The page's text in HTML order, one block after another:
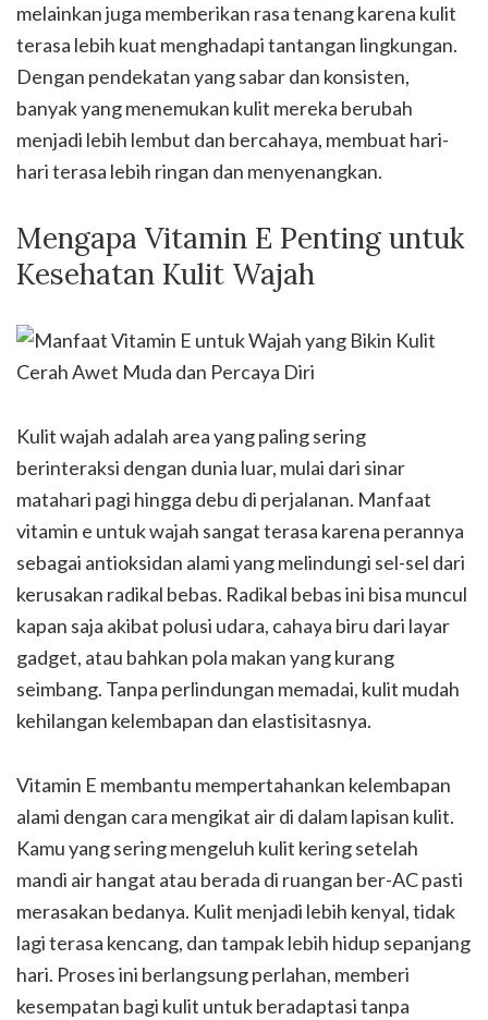
melainkan juga memberikan rasa tenang karena kulit
terasa lebih kuat menghadapi tantangan lingkungan.
Dengan pendekatan yang sabar dan konsisten,
banyak yang menemukan kulit mereka berubah
menjadi lebih lembut dan bercahaya, membuat hari-
hari terasa lebih ringan dan menyenangkan.
Mengapa Vitamin E Penting untuk
Kesehatan Kulit Wajah
Kulit wajah adalah area yang paling sering
berinteraksi dengan dunia luar, mulai dari sinar
matahari pagi hingga debu di perjalanan. Manfaat
vitamin e untuk wajah sangat terasa karena perannya
sebagai antioksidan alami yang melindungi sel-sel dari
kerusakan radikal bebas. Radikal bebas ini bisa muncul
kapan saja akibat polusi udara, cahaya biru dari layar
gadget, atau bahkan pola makan yang kurang
seimbang. Tanpa perlindungan memadai, kulit mudah
kehilangan kelembapan dan elastisitasnya.
Vitamin E membantu mempertahankan kelembapan
alami dengan cara mengikat air di dalam lapisan kulit.
Kamu yang sering mengeluh kulit kering setelah
mandi air hangat atau berada di ruangan ber-AC pasti
merasakan bedanya. Kulit menjadi lebih kenyal, tidak
lagi terasa kencang, dan tampak lebih hidup sepanjang
hari. Proses ini berlangsung perlahan, memberi
kesempatan bagi kulit untuk beradaptasi tanpa